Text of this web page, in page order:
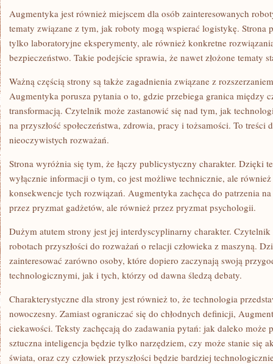
Augmentyka jest również miejscem dla osób zainteresowanych
tematy związane z tym, jak roboty mogą wspierać logistykę. Strona
tylko laboratoryjne eksperymenty, ale również konkretne
bezpieczeństwo. Takie podejście sprawia, że nawet złożone tematy
Ważną częścią strony są także zagadnienia związane z
Augmentyka porusza pytania o to, gdzie przebiega granica między
transformacją. Czytelnik może zastanowić się nad tym, jak
na przyszłość społeczeństwa, zdrowia, pracy i tożsamości. To treści
nieoczywistych rozważań.
Strona wyróżnia się tym, że łączy publicystyczny charakter. Dzięki
wyłącznie informacji o tym, co jest możliwe technicznie, ale
konsekwencje tych rozwiązań. Augmentyka zachęca do patrzenia
przez pryzmat gadżetów, ale również przez pryzmat psychologii.
Dużym atutem strony jest jej interdyscyplinarny charakter.
robotach przyszłości do rozważań o relacji człowieka z maszyną.
zainteresować zarówno osoby, które dopiero zaczynają swoją
technologicznymi, jak i tych, którzy od dawna śledzą debaty.
Charakterystyczne dla strony jest również to, że technologia
nowoczesny. Zamiast ograniczać się do chłodnych definicji,
ciekawości. Teksty zachęcają do zadawania pytań: jak daleko może
sztuczna inteligencja będzie tylko narzędziem, czy może stanie się
świata, oraz czy człowiek przyszłości będzie bardziej